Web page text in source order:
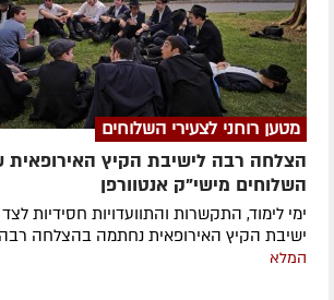
מטען רוחני לצעירי השלוחים
הצלחה רבה לישיבת הקיץ האירופאית
השלוחים מישי"ק אנטוורפן
ימי לימוד, התקשרות והתוועדויות חסידיות לצד
ישיבת הקיץ האירופאית נחתמה בהצלחה רבה
המלא